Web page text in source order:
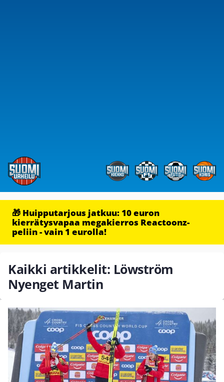
🎁 Huipputarjous jatkuu: 10 euron
kierrätysvapaa megakierros Reactoonz-
peliin - vain 1 eurolla!
Kaikki artikkelit: Löwström
Nyenget Martin